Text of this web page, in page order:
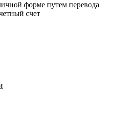
форме путем перевода
счет